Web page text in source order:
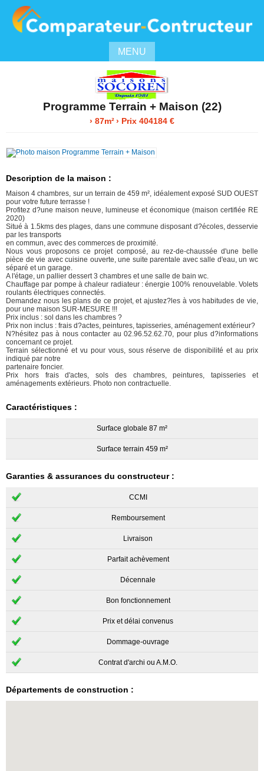
MENU
Programme Terrain + Maison (22)
› 87m²› Prix 404184 €
Description de la maison :
Maison 4 chambres, sur un terrain de 459 m², idéalement exposé SUD OUEST
pour votre future terrasse !
Profitez d?une maison neuve, lumineuse et économique (maison certifiée RE
2020)
Situé à 1.5kms des plages, dans une commune disposant d?écoles, desservie
par les transports
en commun, avec des commerces de proximité.
Nous vous proposons ce projet composé, au rez-de-chaussée d'une belle
pièce de vie avec cuisine ouverte, une suite parentale avec salle d'eau, un wc
séparé et un garage.
A l'étage, un pallier dessert 3 chambres et une salle de bain wc.
Chauffage par pompe à chaleur radiateur : énergie 100% renouvelable. Volets
roulants électriques connectés.
Demandez nous les plans de ce projet, et ajustez?les à vos habitudes de vie,
pour une maison SUR-MESURE !!!
Prix inclus : sol dans les chambres ?
Prix non inclus : frais d?actes, peintures, tapisseries, aménagement extérieur?
N?hésitez pas à nous contacter au 02.96.52.62.70, pour plus d?informations
concernant ce projet.
Terrain sélectionné et vu pour vous, sous réserve de disponibilité et au prix
indiqué par notre
partenaire foncier.
Prix hors frais d'actes, sols des chambres, peintures, tapisseries et
aménagements extérieurs. Photo non contractuelle.
Caractéristiques :
Surface globale 87 m²
Surface terrain 459 m²
Garanties & assurances du constructeur :
CCMI
Remboursement
Livraison
Parfait achèvement
Décennale
Bon fonctionnement
Prix et délai convenus
Dommage-ouvrage
Contrat d'archi ou A.M.O.
Départements de construction :